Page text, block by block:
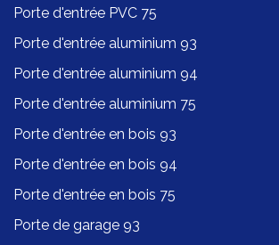
Porte d'entrée PVC 75
Porte d'entrée aluminium 93
Porte d'entrée aluminium 94
Porte d'entrée aluminium 75
Porte d'entrée en bois 93
Porte d'entrée en bois 94
Porte d'entrée en bois 75
Porte de garage 93